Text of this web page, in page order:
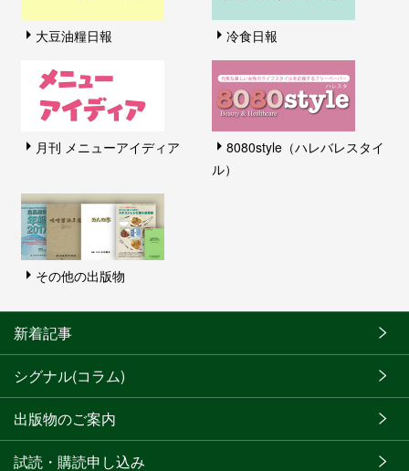
大豆油糧日報 冷食日報
月刊 メニューアイディア
8080style（ハレバレスタイ
ル）
その他の出版物
新着記事
シグナル(コラム)
出版物のご案内
試読・購読申し込み